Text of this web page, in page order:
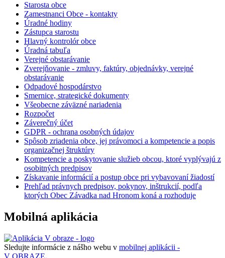
Starosta obce
Zamestnanci Obce - kontakty
Úradné hodiny
Zástupca starostu
Hlavný kontrolór obce
Úradná tabuľa
Verejné obstarávanie
Zverejňovanie - zmluvy, faktúry, objednávky, verejné
obstarávanie
Odpadové hospodárstvo
Smernice, strategické dokumenty
Všeobecne záväzné nariadenia
Rozpočet
Záverečný účet
GDPR - ochrana osobných údajov
Spôsob zriadenia obce, jej právomoci a kompetencie a popis
organizačnej štruktúry
Kompetencie a poskytovanie služieb obcou, ktoré vyplývajú z
osobitných predpisov
Získavanie informácií a postup obce pri vybavovaní žiadostí
Prehľad právnych predpisov, pokynov, inštrukcií, podľa
ktorých Obec Závadka nad Hronom koná a rozhoduje
Mobilná aplikácia
Sledujte informácie z nášho webu v mobilnej aplikácii -